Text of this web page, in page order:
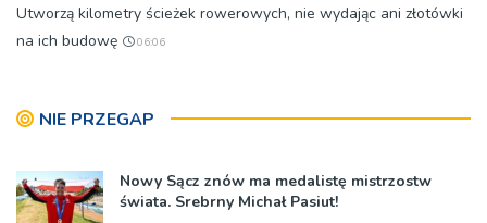
Utworzą kilometry ścieżek rowerowych, nie wydając ani złotówki
na ich budowę
06:06
NIE PRZEGAP
Nowy Sącz znów ma medalistę mistrzostw
świata. Srebrny Michał Pasiut!